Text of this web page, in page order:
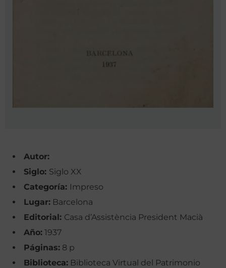
Autor:
Siglo: Siglo XX
Categoría: Impreso
Lugar: Barcelona
Editorial: Casa d’Assistència President Macià
Año: 1937
Páginas: 8 p
Biblioteca: Biblioteca Virtual del Patrimonio